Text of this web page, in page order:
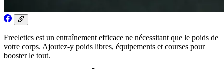
Freeletics est un entraînement efficace ne nécessitant que le poids de
votre corps. Ajoutez-y poids libres, équipements et courses pour
booster le tout.